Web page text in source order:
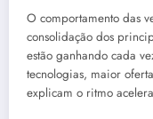
O comportamento das
consolidação dos
estão ganhando cada
tecnologias, maior
explicam o ritmo